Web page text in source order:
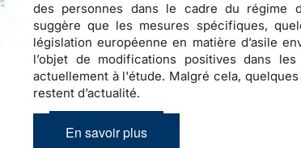
des personnes dans le cadre du régime
suggère que les mesures spécifiques,
législation européenne en matière d’asile
l’objet de modifications positives dans
actuellement à l'étude. Malgré cela,
restent d’actualité.
En savoir plus